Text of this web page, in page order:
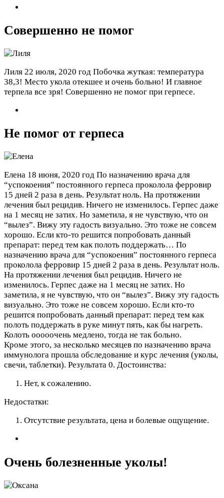
Совершенно не помог
Лиля 22 июля, 2020 год Побочка жуткая: температура
38,3! Место укола отекшее и очень больно! И главное
терпела все зря! Совершенно не помог при герпесе.
Не помог от герпеса
Елена 18 июня, 2020 год По назначению врача для
“успокоения” постоянного герпеса проколола ферровир
15 дней 2 раза в день. Результат ноль. На протяжении
лечения был рецидив. Ничего не изменилось. Герпес даже
на 1 месяц не затих. Но заметила, я не чувствую, что он
“вылез”. Вижу эту гадость визуально. Это тоже не совсем
хорошо. Если кто-то решится попробовать данный
препарат: перед тем как полоть поддержать… По
назначению врача для “успокоения” постоянного герпеса
проколола ферровир 15 дней 2 раза в день. Результат ноль.
На протяжении лечения был рецидив. Ничего не
изменилось. Герпес даже на 1 месяц не затих. Но
заметила, я не чувствую, что он “вылез”. Вижу эту гадость
визуально. Это тоже не совсем хорошо. Если кто-то
решится попробовать данный препарат: перед тем как
полоть поддержать в руке минут пять, как бы нагреть.
Колоть ооооочень медлено, тогда не так больно.
Кроме этого, за несколько месяцев по назначению врача
иммунолога прошла обследование и курс лечения (уколы,
свечи, таблетки). Результата 0. Достоинства:
Нет, к сожалению.
Недостатки:
Отсутствие результата, цена и болевые ощущение.
Очень болезненные уколы!